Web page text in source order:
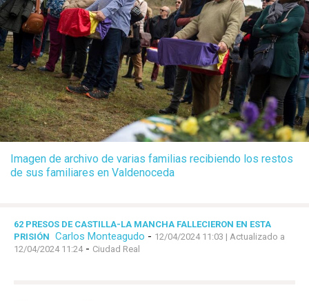
Imagen de archivo de varias familias recibiendo los restos
de sus familiares en Valdenoceda
62 PRESOS DE CASTILLA-LA MANCHA FALLECIERON EN ESTA
PRISIÓN Carlos Monteagudo - 12/04/2024 11:03 | Actualizado a
12/04/2024 11:24- Ciudad Real